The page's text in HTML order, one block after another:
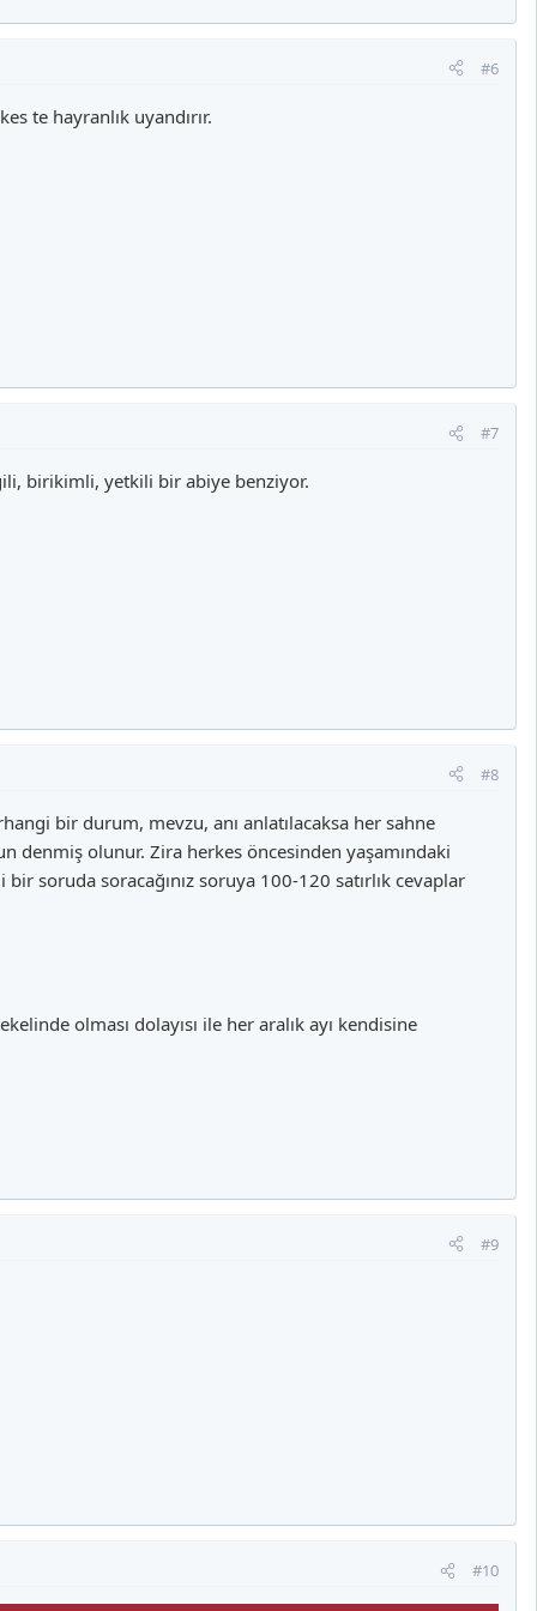
#6
te hayranlık uyandırır.
#7
birikimli, yetkili bir abiye benziyor.
#8
bir durum, mevzu, anı anlatılacaksa her sahne
denmiş olunur. Zira herkes öncesinden yaşamındaki
soruda soracağınız soruya 100-120 satırlık cevaplar
olması dolayısı ile her aralık ayı kendisine
#9
#10